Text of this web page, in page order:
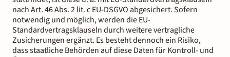
nach Art. 46 Abs. 2 lit. c EU-DSGVO abgesichert. Sofern
notwendig und möglich, werden die EU-
Standardvertragsklauseln durch weitere vertragliche
Zusicherungen ergänzt. Es besteht dennoch ein Risiko,
dass staatliche Behörden auf diese Daten für Kontroll- und